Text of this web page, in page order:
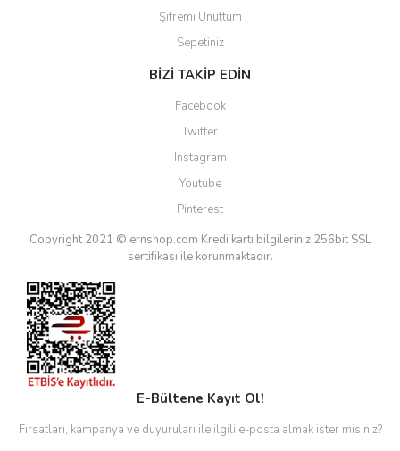
Şifremi Unuttum
Sepetiniz
BİZİ TAKİP EDİN
Facebook
Twitter
Instagram
Youtube
Pinterest
Copyright 2021 © ernshop.com Kredi kartı bilgileriniz 256bit SSL
sertifikası ile korunmaktadır.
E-Bültene Kayıt Ol!
Fırsatları, kampanya ve duyuruları ile ilgili e-posta almak ister misiniz?